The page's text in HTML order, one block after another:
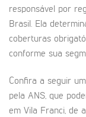
responsável por
Brasil. Ela
coberturas
conforme sua
Confira a seguir
pela ANS, que
em Vila Franci, de